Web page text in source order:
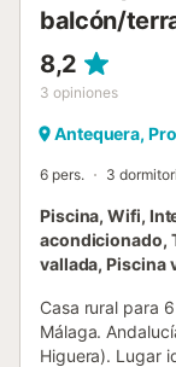
balcón/
8,2
3 opiniones
Antequera,
6 pers. 3
Piscina, Wifi,
acondicionado,
vallada, Piscina
Casa rural para
Málaga.
Higuera). Lugar